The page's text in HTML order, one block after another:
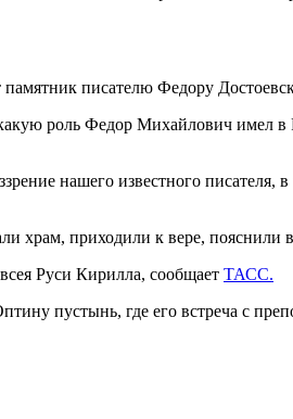
писателю Федору
роль Федор Михайлович имел
нашего известного писателя,
храм, приходили к вере, пояснили
Руси Кирилла, сообщает ТАСС.
пустынь, где его встреча с